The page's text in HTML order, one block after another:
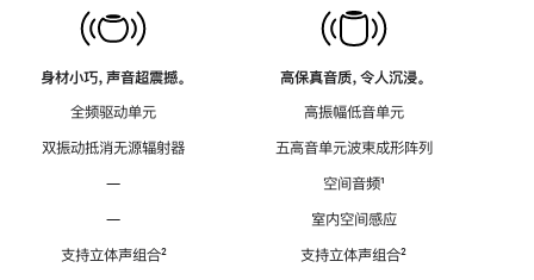
身材小巧，声音超震撼。
全频驱动单元
双振动抵消无源辐射器
—
—
支持立体声组合脚
²
高保真音质，令人沉浸。
高振幅低音单元
五高音单元波束成形阵列
空间音频脚
¹
室内空间感应
支持立体声组合脚
²